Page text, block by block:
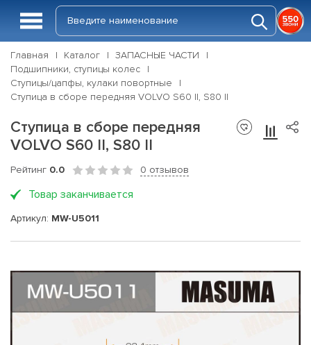
Главная Каталог
ЗАПАСНЫЕ ЧАСТИ
Подшипники, ступицы колес
Ступицы/цапфы, кулаки повортные
Ступица в сборе передняя VOLVO S60 II, S80 II
Ступица в сборе передняя
VOLVO S60 II, S80 II
Рейтинг 0.0 0 отзывов
Товар заканчивается
Артикул: MW-U5011